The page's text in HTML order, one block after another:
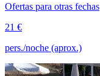
Ofertas para otras fechas
21 €
pers./noche (aprox.)